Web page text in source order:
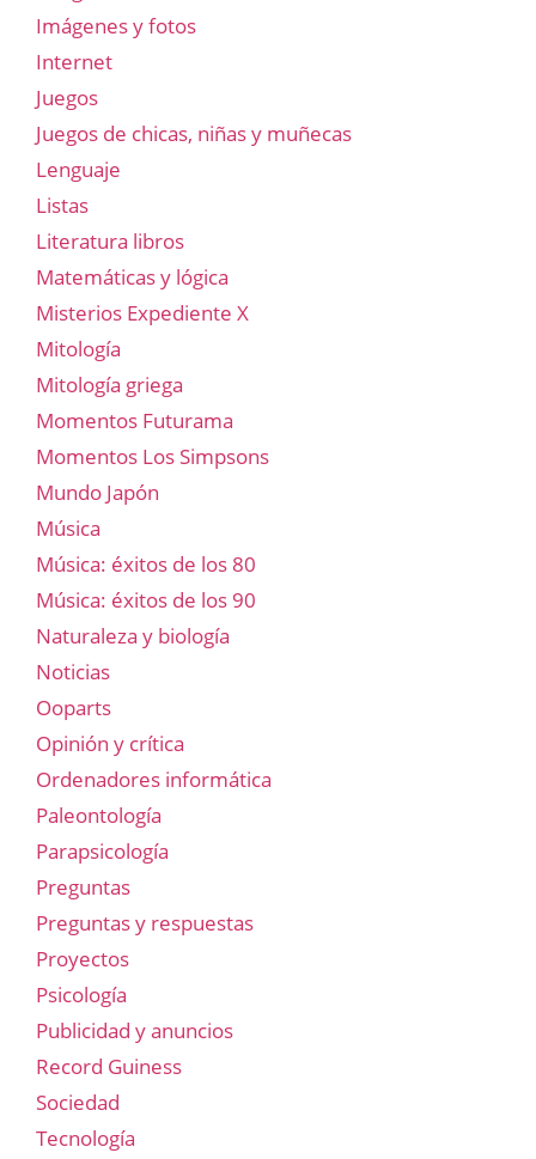
Imágenes y fotos
Internet
Juegos
Juegos de chicas, niñas y muñecas
Lenguaje
Listas
Literatura libros
Matemáticas y lógica
Misterios Expediente X
Mitología
Mitología griega
Momentos Futurama
Momentos Los Simpsons
Mundo Japón
Música
Música: éxitos de los 80
Música: éxitos de los 90
Naturaleza y biología
Noticias
Ooparts
Opinión y crítica
Ordenadores informática
Paleontología
Parapsicología
Preguntas
Preguntas y respuestas
Proyectos
Psicología
Publicidad y anuncios
Record Guiness
Sociedad
Tecnología